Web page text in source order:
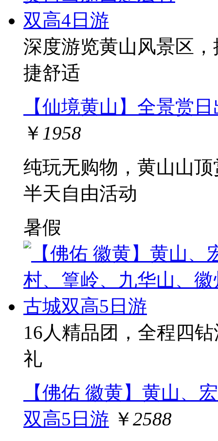
深度游览黄山风景区
捷舒适
【仙境黄山】全景赏
￥ 1958
纯玩无购物，黄山山
半天自由活动
暑假
16人精品团，全程四
礼
【佛佑 徽黄】黄山、
双高5日游 ￥2588